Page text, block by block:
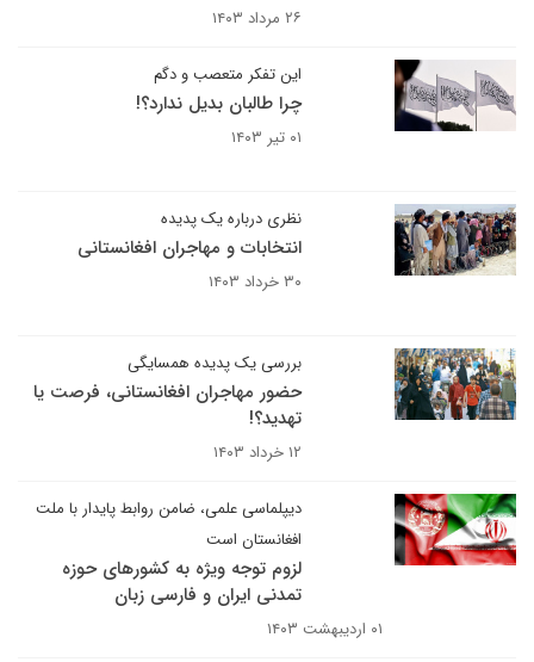
۲۶ مرداد ۱۴۰۳
این تفکر متعصب و دگم
چرا طالبان بدیل ندارد؟!
۰۱ تیر ۱۴۰۳
نظری درباره یک پدیده
انتخابات و مهاجران افغانستانی
۳۰ خرداد ۱۴۰۳
بررسی یک پدیده همسایگی
حضور مهاجران افغانستانی، فرصت یا
تهدید؟!
۱۲ خرداد ۱۴۰۳
دیپلماسی علمی، ضامن روابط پایدار با ملت
افغانستان است
لزوم توجه ویژه به کشورهای حوزه
تمدنی ایران و فارسی زبان
۰۱ اردیبهشت ۱۴۰۳